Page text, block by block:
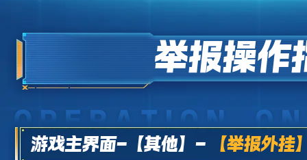
全面加强反外挂模块防绕
优化已知问题，有效提
举报操作
游戏主界面-【其他】- 【举报外挂